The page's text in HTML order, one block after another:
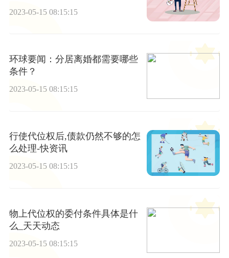
2023-05-15 08:15:15
环球要闻：分居离婚都需要哪些
条件？
2023-05-15 08:15:15
行使代位权后,债款仍然不够的怎
么处理-快资讯
2023-05-15 08:15:15
物上代位权的委付条件具体是什
么_天天动态
2023-05-15 08:15:15